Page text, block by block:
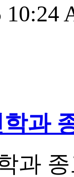
10:24
과
과